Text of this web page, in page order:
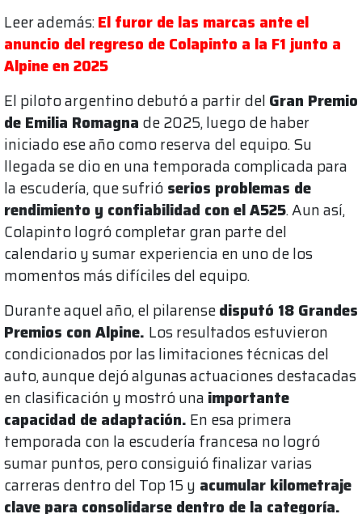
Leer además:El furor de las marcas ante el
anuncio del regreso de Colapinto a la F1 junto a
Alpine en 2025
El piloto argentino debutó a partir del Gran Premio
de Emilia Romagna de 2025, luego de haber
iniciado ese año como reserva del equipo. Su
llegada se dio en una temporada complicada para
la escudería, que sufrió serios problemas de
rendimiento y confiabilidad con el A525. Aun así,
Colapinto logró completar gran parte del
calendario y sumar experiencia en uno de los
momentos más difíciles del equipo.
Durante aquel año, el pilarensedisputó 18 Grandes
Premios con Alpine. Los resultados estuvieron
condicionados por las limitaciones técnicas del
auto, aunque dejó algunas actuaciones destacadas
en clasificación y mostró una importante
capacidad de adaptación. En esa primera
temporada con la escudería francesa no logró
sumar puntos, pero consiguió finalizar varias
carreras dentro del Top 15 y acumular kilometraje
clave para consolidarse dentro de la categoría.